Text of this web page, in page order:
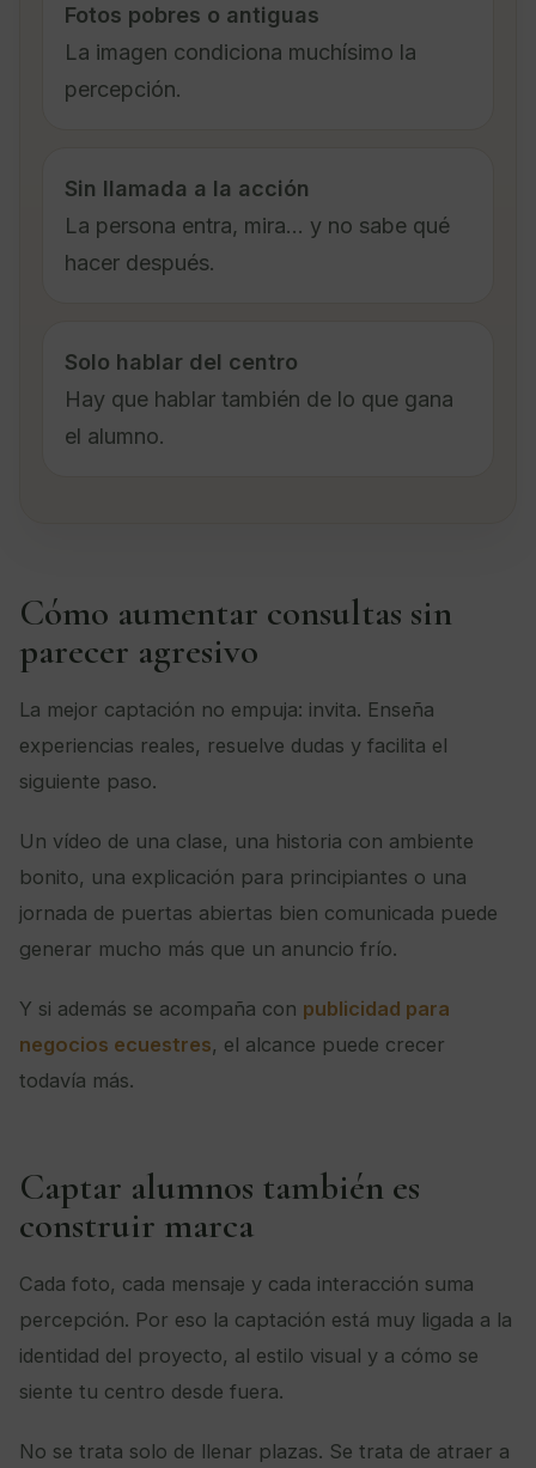
Fotos pobres o antiguas
La imagen condiciona muchísimo la
percepción.
Sin llamada a la acción
La persona entra, mira… y no sabe qué
hacer después.
Solo hablar del centro
Hay que hablar también de lo que gana
el alumno.
Cómo aumentar consultas sin
parecer agresivo
La mejor captación no empuja: invita. Enseña
experiencias reales, resuelve dudas y facilita el
siguiente paso.
Un vídeo de una clase, una historia con ambiente
bonito, una explicación para principiantes o una
jornada de puertas abiertas bien comunicada puede
generar mucho más que un anuncio frío.
Y si además se acompaña con publicidad para
negocios ecuestres, el alcance puede crecer
todavía más.
Captar alumnos también es
construir marca
Cada foto, cada mensaje y cada interacción suma
percepción. Por eso la captación está muy ligada a la
identidad del proyecto, al estilo visual y a cómo se
siente tu centro desde fuera.
No se trata solo de llenar plazas. Se trata de atraer a